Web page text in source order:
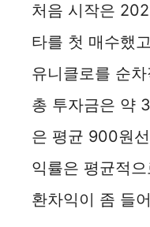
처음 시작은
타를 첫 매수했
유니클로를 순
총 투자금은 약
은 평균 900원
익률은 평균적
환차익이 좀 들